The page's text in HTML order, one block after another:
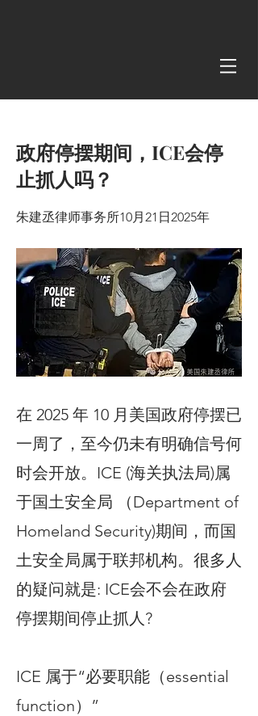
政府停摆期间，ICE会停
止抓人吗？
朱建丞律师事务所10月21日2025年
在 2025 年 10 月美国政府停摆已
一周了，至今仍未有明确信号何
时会开放。ICE (海关执法局)属
于国土安全局 （Department of
Homeland Security)期间，而国
土安全局属于联邦机构。很多人
的疑问就是: ICE会不会在政府
停摆期间停止抓人?
ICE 属于“必要职能（essential
function）”